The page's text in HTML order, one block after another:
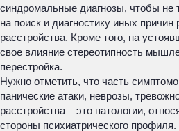
синдромальные диагнозы, чтобы не
на поиск и диагностику иных причин
расстройства. Кроме того, на
свое влияние стереотипность
перестройка.
Нужно отметить, что часть
панические атаки, неврозы,
расстройства – это патологии,
стороны психиатрического профиля.